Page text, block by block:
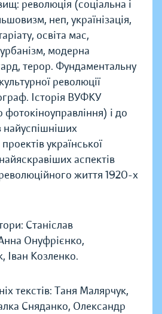
революція (соціальна і
неп, українізація,
освіта мас,
урбанізм, модерна
терор. Фундаментальну
революції
Історія ВУФКУ
фотокіноуправління) і до
найуспішніших
української
аспектів
життя 1920-х
Станіслав
Онуфрієнко,
Іван Козленко.
текстів: Таня Малярчук,
Сняданко, Олександр